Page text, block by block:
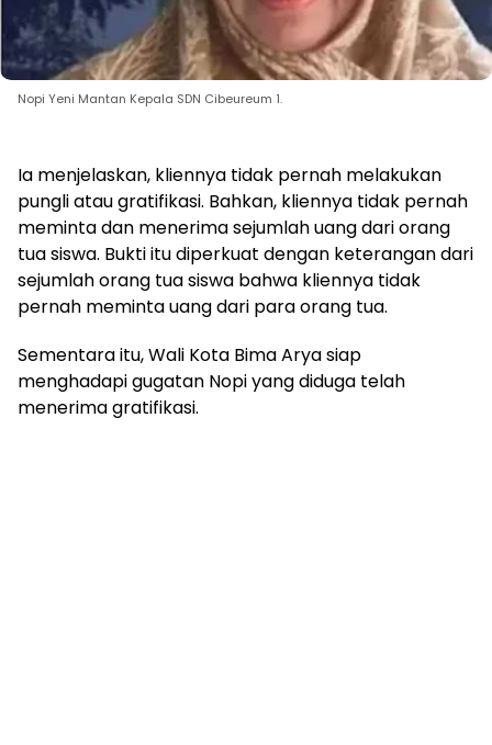
Nopi Yeni Mantan Kepala SDN Cibeureum 1.
Ia menjelaskan, kliennya tidak pernah melakukan
pungli atau gratifikasi. Bahkan, kliennya tidak pernah
meminta dan menerima sejumlah uang dari orang
tua siswa. Bukti itu diperkuat dengan keterangan dari
sejumlah orang tua siswa bahwa kliennya tidak
pernah meminta uang dari para orang tua.
Sementara itu, Wali Kota Bima Arya siap
menghadapi gugatan Nopi yang diduga telah
menerima gratifikasi.